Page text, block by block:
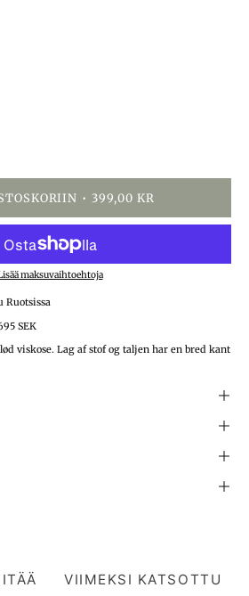
399,00 KR
maksuvaihtoehtoja
Ruotsissa
SEK
viskose. Lag af stof og taljen har en bred kant
VIIMEKSI KATSOTTU